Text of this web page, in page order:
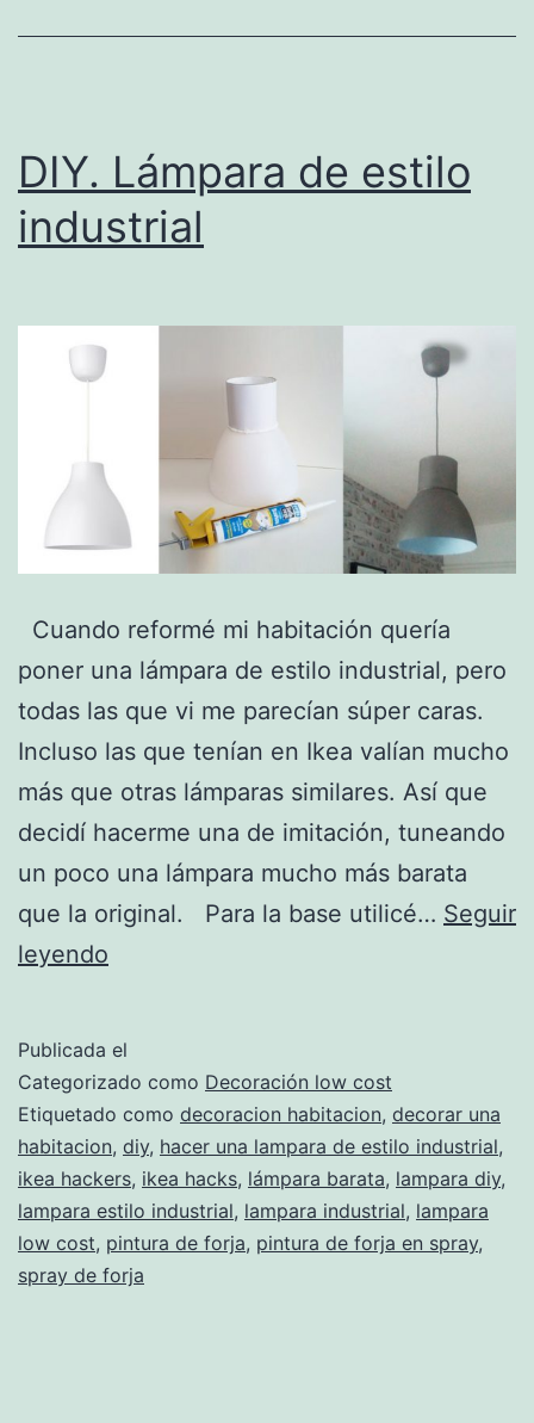
DIY. Lámpara de estilo
industrial
Cuando reformé mi habitación quería
poner una lámpara de estilo industrial, pero
todas las que vi me parecían súper caras.
Incluso las que tenían en Ikea valían mucho
más que otras lámparas similares. Así que
decidí hacerme una de imitación, tuneando
un poco una lámpara mucho más barata
que la original. Para la base utilicé… Seguir
leyendo
estilo
industrial
Publicada el
Categorizado como Decoración low cost
Etiquetado como decoracion habitacion, decorar una
habitacion, diy, hacer una lampara de estilo industrial,
ikea hackers, ikea hacks, lámpara barata, lampara diy,
lampara estilo industrial, lampara industrial, lampara
low cost, pintura de forja, pintura de forja en spray,
spray de forja